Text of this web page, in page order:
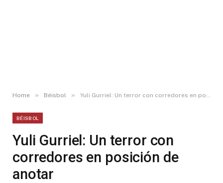
Home » Béisbol » Yuli Gurriel: Un terror con corredores en posición de anotar
BÉISBOL
Yuli Gurriel: Un terror con
corredores en posición de
anotar